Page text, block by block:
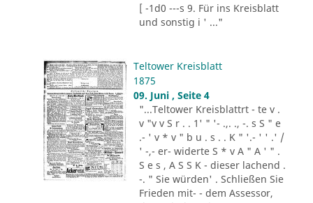
[ -1d0 ---s 9. Für ins Kreisblatt
und sonstig i ' ..."
Teltower Kreisblatt
1875
09. Juni , Seite 4
"...Teltower Kreisblattrt - te v .
v "v v S r . . 1' " '- .,. ., -. s S " e
.- ' v * v " b u . s . . K " '.- ' ' .' /
' -,- er- widerte S * v A " A ' " .
S e s , A S S K - dieser lachend .
-. " Sie würden' . Schließen Sie
Frieden mit- - dem Assessor,